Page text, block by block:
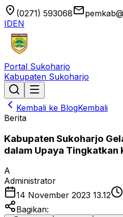
location_on (0271) 593068email
IDEN
Portal Sukoharjo
Kabupaten Sukoharjo
Kembali ke BlogKembali
Berita
Kabupaten Sukoharjo
dalam Upaya Tingkatkan
A
Administrator
14 November 2023 13.12
Bagikan: